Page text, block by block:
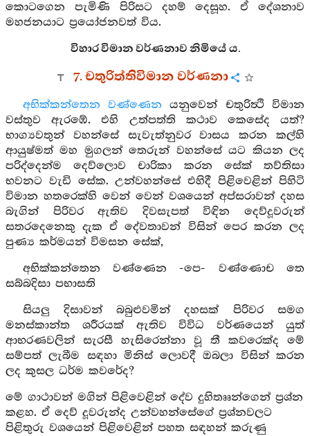
කොටගෙන පැමිණි පිරිසට දහම් දෙසූහ. ඒ දේශනාව
මහජනයාට ප්‍රයෝජනවත් විය.
විහාර විමාන වර්ණනාව නිමියේ ය.
7. චතුරිත්තිවිමාන වර්ණනා
අභික්කන්තෙන වණ්ණෙන යනුවෙන් චතුරිත්‍ථි විමාන
වස්තුව ඇරඹේ. එහි උත්පත්ති කථාව කෙසේද යත්?
භාග්‍යවතුන් වහන්සේ සැවැත්නුවර වාසය කරන කල්හි
ආයුෂ්මත් මහ මුගලන් තෙරුන් වහන්සේ යට කියන ලද
පරිද්දෙන්ම දෙව්ලොව චාරිකා කරන සේක් තව්තිසා
භවනට වැඩි සේක. උන්වහන්සේ එහිදී පිළිවෙළින් පිහිටි
විමාන හතරෙක්හි වෙන් වෙන් වශයෙන් අප්සරාවන් දහස
බැගින් පිරිවර ඇතිව දිවසැපත් විඳින දෙව්දූවරුන්
සතරදෙනෙකු දැක ඒ දේවතාවන් විසින් පෙර කරන ලද
පුණ්‍ය කර්මයන් විමසන සේක්,
අභික්කන්තෙන වණ්ණෙන -පෙ- වණ්ණොච තෙ
සබ්බදිසා පභාසති
සියලු දිසාවන් බබුළුවමින් දහසක් පිරිවර සමග
මනස්කාන්ත ශරීරයක් ඇතිව විවිධ වර්ණයෙන් යුත්
ආභරණවලින් සැරසී හැසිරෙන්නා වූ තී කවරෙක්ද මේ
සම්පත් ලැබීම සඳහා මිනිස් ලොවදී ඔබලා විසින් කරන
ලද කුසල ධර්ම කවරේද?
මේ ගාථාවන් මගින් පිළිවෙළින් දේව දුහිතෲන්ගෙන් ප්‍රශ්න
කළහ. ඒ දෙව් දූවරුන්ද උන්වහන්සේගේ ප්‍රශ්නවලට
පිළිතුරු වශයෙන් පිළිවෙළින් පහත සඳහන් කරුණු